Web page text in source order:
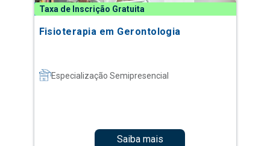
Taxa de Inscrição Gratuita
Fisioterapia em Gerontologia
Especialização Semipresencial
Saiba mais